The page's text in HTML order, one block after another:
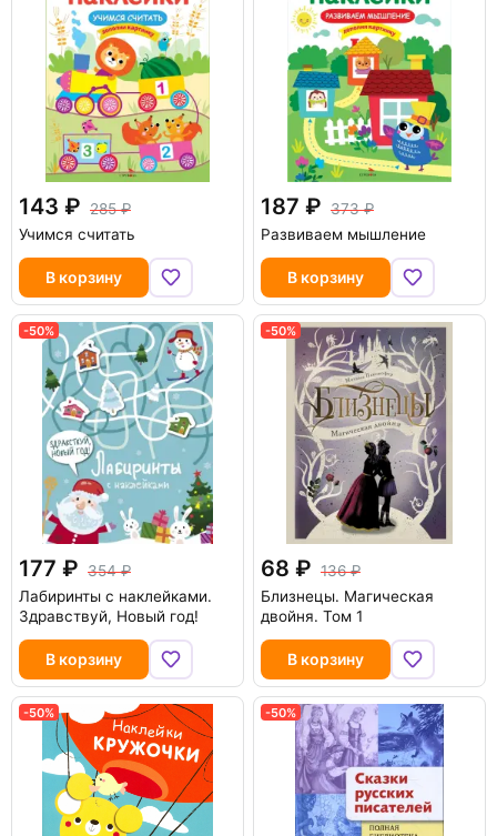
143
285
Учимся считать
В корзину
187
373
Развиваем мышление
В корзину
-50%
177
354
Лабиринты с наклейками.
Здравствуй, Новый год!
В корзину
-50%
68
136
Близнецы. Магическая
двойня. Том 1
В корзину
-50% -50%